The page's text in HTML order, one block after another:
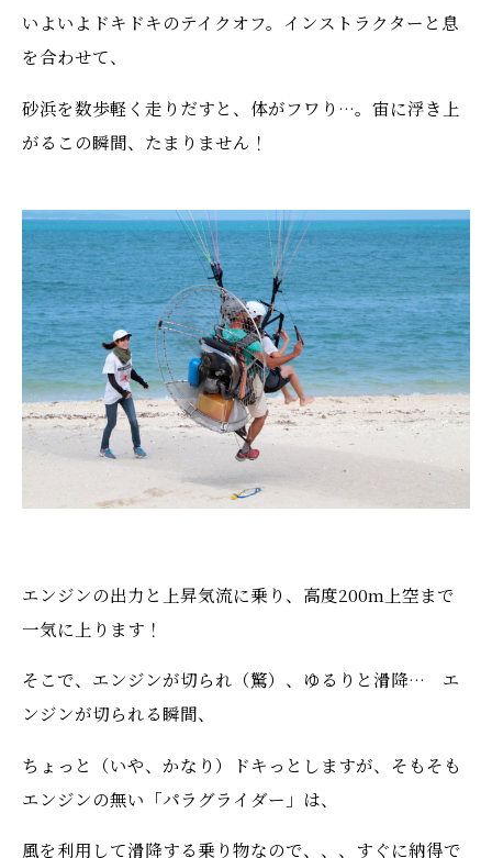
いよいよドキドキのテイクオフ。インストラクターと息
を合わせて、
砂浜を数歩軽く走りだすと、体がフワり…。宙に浮き上
がるこの瞬間、たまりません！
エンジンの出力と上昇気流に乗り、高度200m上空まで
一気に上ります！
そこで、エンジンが切られ（驚）、ゆるりと滑降… エ
ンジンが切られる瞬間、
ちょっと（いや、かなり）ドキっとしますが、そもそも
エンジンの無い「パラグライダー」は、
風を利用して滑降する乗り物なので、、、すぐに納得で